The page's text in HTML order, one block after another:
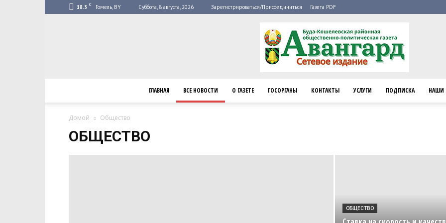
18.3 C Гомель, BY Суббота, 8 августа, 2026 Зарегистрироваться/Присоединиться Газета PDF
ГЛАВНАЯ ВСЕ НОВОСТИ О ГАЗЕТЕ ГОСОРГАНЫ КОНТАКТЫ УСЛУГИ ПОДПИСКА НАШИ
Домой Общество
ОБЩЕСТВО
ОБЩЕСТВО